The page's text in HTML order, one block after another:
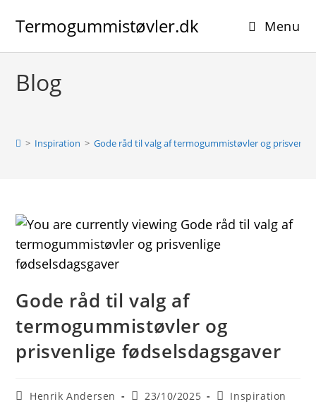
Termogummistøvler.dk Menu
Blog
> Inspiration > Gode råd til valg af termogummistøvler og
Gode råd til valg af
termogummistøvler og
prisvenlige fødselsdagsgaver
PostHenrik Andersen
Post23/10/2025
PostInspiration